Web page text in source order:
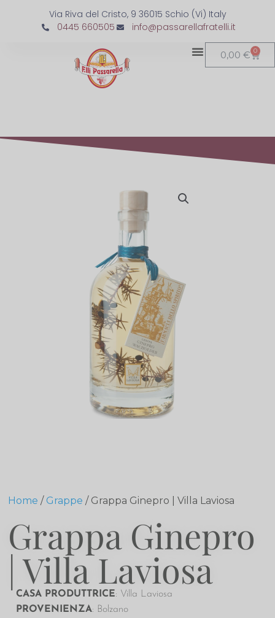
Via Riva del Cristo, 9 36015 Schio (Vi) Italy
0445 660505
info@passarellafratelli.it
0,00€ 0
Home / Grappe / Grappa Ginepro | Villa Laviosa
Grappa Ginepro
| Villa Laviosa
CASA PRODUTTRICE: Villa Laviosa
PROVENIENZA: Bolzano